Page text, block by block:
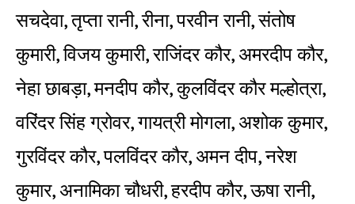
सचदेवा, तृप्ता रानी, रीना, परवीन रानी, संतोष
कुमारी, विजय कुमारी, राजिंदर कौर, अमरदीप कौर,
नेहा छाबड़ा, मनदीप कौर, कुलविंदर कौर मल्होत्रा,
वरिंदर सिंह ग्रोवर, गायत्री मोगला, अशोक कुमार,
गुरविंदर कौर, पलविंदर कौर, अमन दीप, नरेश
कुमार, अनामिका चौधरी, हरदीप कौर, ऊषा रानी,